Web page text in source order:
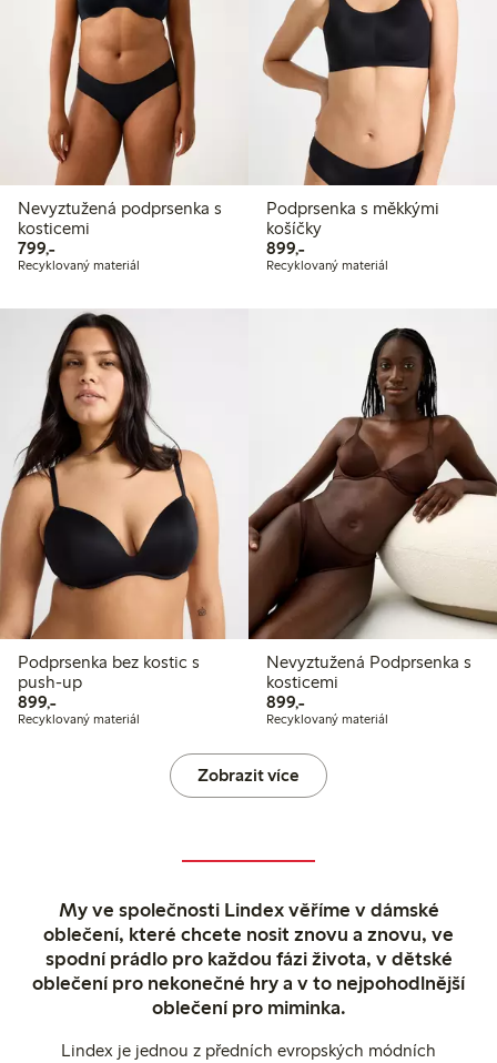
Nevyztužená podprsenka s
kosticemi
799,-799,00 Kč
Recyklovaný materiál
Podprsenka s měkkými
košíčky
899,-899,00 Kč
Recyklovaný materiál
Podprsenka bez kostic s
push-up
899,-899,00 Kč
Recyklovaný materiál
Nevyztužená Podprsenka s
kosticemi
899,-899,00 Kč
Recyklovaný materiál
Zobrazit více
My ve společnosti Lindex věříme v dámské
oblečení, které chcete nosit znovu a znovu, ve
spodní prádlo pro každou fázi života, v dětské
oblečení pro nekonečné hry a v to nejpohodlnější
oblečení pro miminka.
Lindex je jednou z předních evropských módních